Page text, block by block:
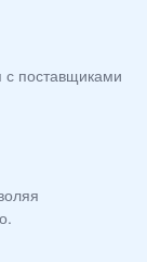
поставщиками